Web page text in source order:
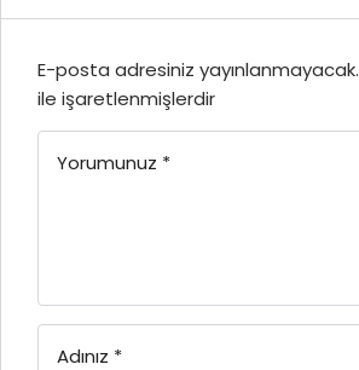
E-posta adresiniz yayınlanmayacak.
ile işaretlenmişlerdir
Yorumunuz *
Adınız *